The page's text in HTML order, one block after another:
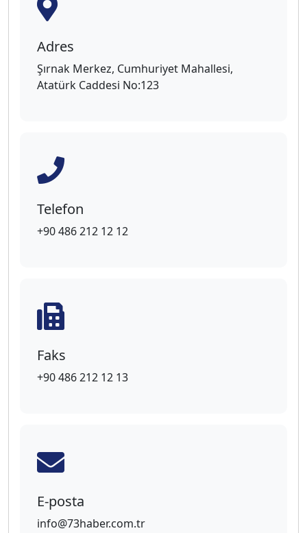
Adres
Şırnak Merkez, Cumhuriyet Mahallesi,
Atatürk Caddesi No:123
Telefon
+90 486 212 12 12
Faks
+90 486 212 12 13
E-posta
info@73haber.com.tr